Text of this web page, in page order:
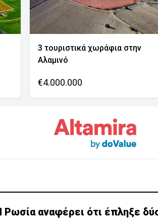
3 τουριστικά χωράφια στην
Αλαμινό
€4.000.000
Ρωσία αναφέρει ότι έπληξε